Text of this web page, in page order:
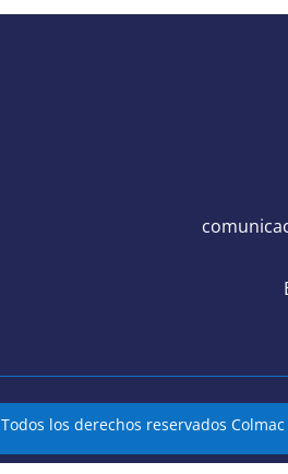
Todos los derechos reservados